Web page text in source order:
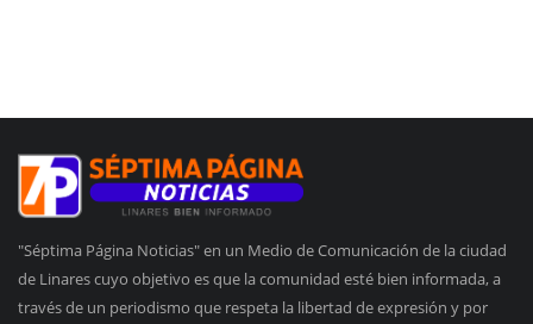
"Séptima Página Noticias" en un Medio de Comunicación de la ciudad
de Linares cuyo objetivo es que la comunidad esté bien informada, a
través de un periodismo que respeta la libertad de expresión y por